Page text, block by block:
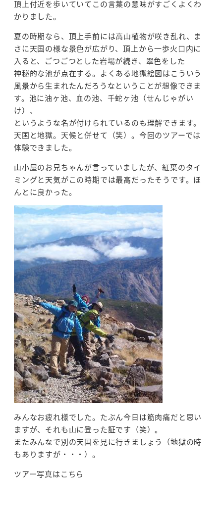
頂上付近を歩いていてこの言葉の意味がすごくよくわ
かりました。
夏の時期なら、頂上手前には高山植物が咲き乱れ、ま
さに天国の様な景色が広がり、頂上から一歩火口内に
入ると、ごつごつとした岩場が続き、翠色をした
神秘的な池が点在する。よくある地獄絵図はこういう
風景から生まれたんだろうなということが想像できま
す。池に油ヶ池、血の池、千蛇ヶ池（せんじゃがい
け）、
というような名が付けられているのも理解できます。
天国と地獄。天候と併せて（笑）。今回のツアーでは
体験できました。
山小屋のお兄ちゃんが言っていましたが、紅葉のタイ
ミングと天気がこの時期では最高だったそうです。ほ
んとに良かった。
みんなお疲れ様でした。たぶん今日は筋肉痛だと思い
ますが、それも山に登った証です（笑）。
またみんなで別の天国を見に行きましょう（地獄の時
もありますが・・・）。
ツアー写真はこちら